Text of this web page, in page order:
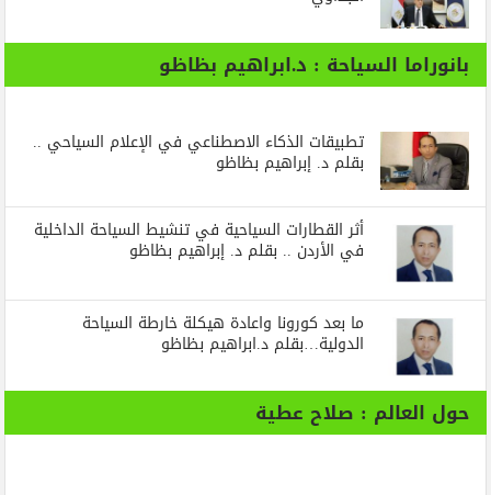
بانوراما السياحة : د.ابراهيم بظاظو
تطبيقات الذكاء الاصطناعي في الإعلام السياحي ..
بقلم د. إبراهيم بظاظو
أثر القطارات السياحية في تنشيط السياحة الداخلية
في الأردن .. بقلم د. إبراهيم بظاظو
ما بعد كورونا واعادة هيكلة خارطة السياحة
الدولية…بقلم د.ابراهيم بظاظو
حول العالم : صلاح عطية